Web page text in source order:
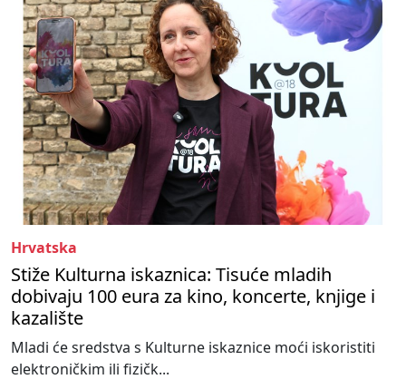
Hrvatska
Stiže Kulturna iskaznica: Tisuće mladih
dobivaju 100 eura za kino, koncerte, knjige i
kazalište
Mladi će sredstva s Kulturne iskaznice moći iskoristiti
elektroničkim ili fizičk...